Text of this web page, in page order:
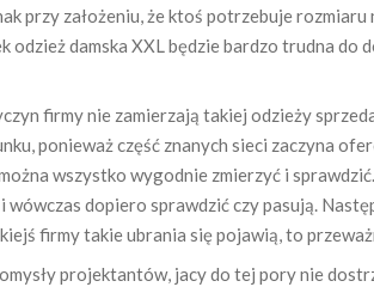
przy założeniu, że ktoś potrzebuje
odzież damska XXL będzie bardzo trudna
firmy nie zamierzają takiej odzieży
ponieważ część znanych sieci zaczyna
wszystko wygodnie zmierzyć i
wówczas dopiero sprawdzić czy pasują.
firmy takie ubrania się pojawią, to
projektantów, jacy do tej pory nie